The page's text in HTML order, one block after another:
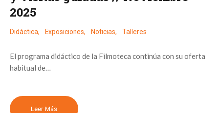
2025
Didáctica, Exposiciones, Noticias, Talleres
El programa didáctico de la Filmoteca continúa con su oferta
habitual de…
Leer Más